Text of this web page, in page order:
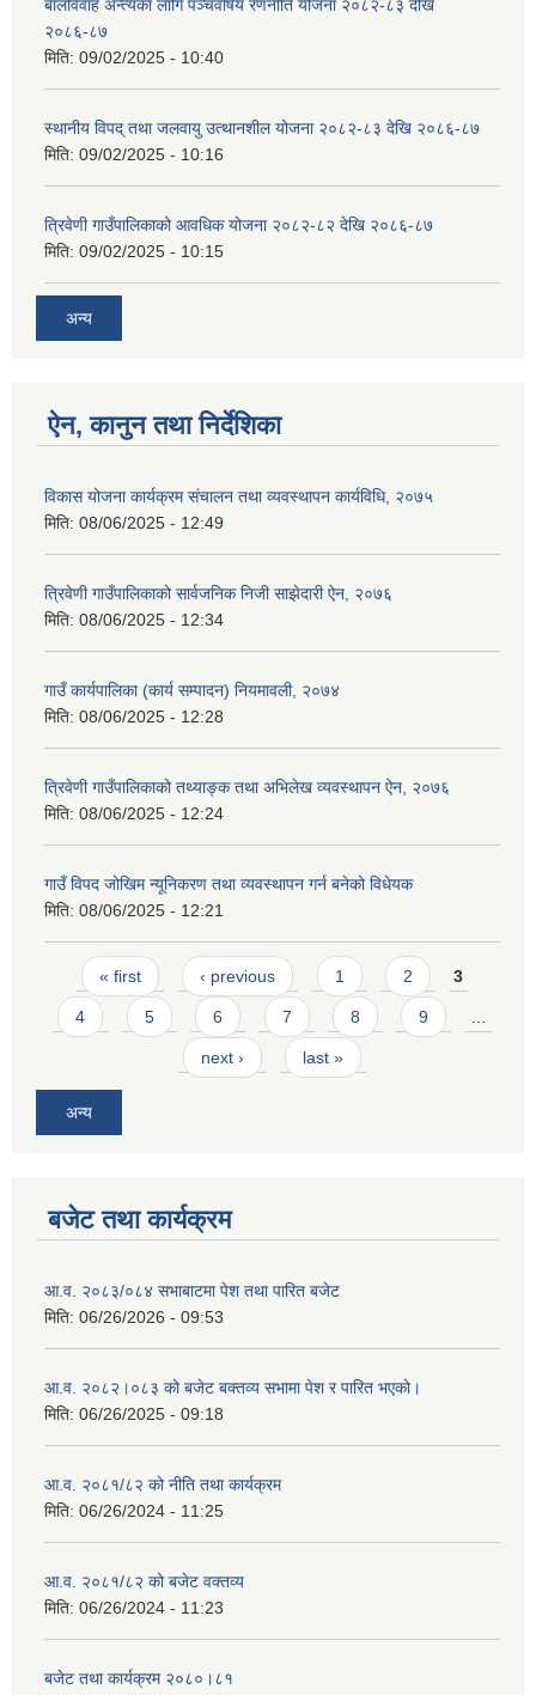
बालविवाह अन्त्यका लागि पञ्चवर्षिय रणनीति योजना २०८२-८३ देखि
२०८६-८७
मिति: 09/02/2025 - 10:40
स्थानीय विपद् तथा जलवायु उत्थानशील योजना २०८२-८३ देखि २०८६-८७
मिति: 09/02/2025 - 10:16
त्रिवेणी गाउँपालिकाको आवधिक योजना २०८२-८२ देखि २०८६-८७
मिति: 09/02/2025 - 10:15
अन्य
ऐन, कानुन तथा निर्देशिका
विकास योजना कार्यक्रम संचालन तथा व्यवस्थापन कार्यविधि, २०७५
मिति: 08/06/2025 - 12:49
त्रिवेणी गाउँपालिकाको सार्वजनिक निजी साझेदारी ऐन, २०७६
मिति: 08/06/2025 - 12:34
गाउँ कार्यपालिका (कार्य सम्पादन) नियमावली, २०७४
मिति: 08/06/2025 - 12:28
त्रिवेणी गाउँपालिकाको तथ्याङ्क तथा अभिलेख व्यवस्थापन ऐन, २०७६
मिति: 08/06/2025 - 12:24
गाउँ विपद जोखिम न्यूनिकरण तथा व्यवस्थापन गर्न बनेको विधेयक
मिति: 08/06/2025 - 12:21
Pages
« first ‹ previous 1 2 3
4 5 6 7 8 9
next › last »
अन्य
बजेट तथा कार्यक्रम
आ.व. २०८३/०८४ सभाबाटमा पेश तथा पारित बजेट
मिति: 06/26/2026 - 09:53
आ‍.व. २०८२।०८३ को बजेट बक्तव्य सभामा पेश र पारित भएको।
मिति: 06/26/2025 - 09:18
आ.व. २०८१/८२ को नीति तथा कार्यक्रम
मिति: 06/26/2024 - 11:25
आ.व. २०८१/८२ को बजेट वक्तव्य
मिति: 06/26/2024 - 11:23
बजेट तथा कार्यक्रम २०८०।८१